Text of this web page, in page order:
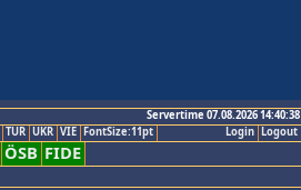
Servertime 07.08.2026 14:40:38
Logout
Login
TUR UKR VIE FontSize:11pt
ÖSB FIDE